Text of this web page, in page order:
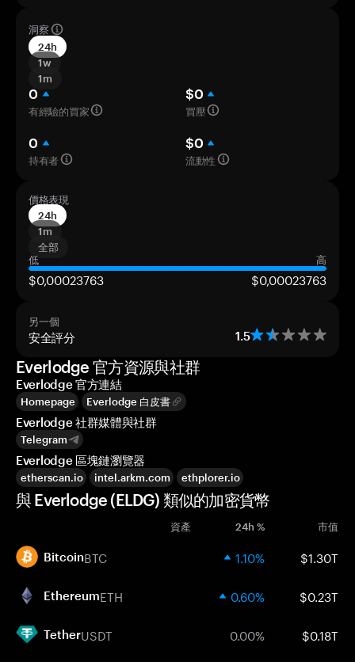
洞察
24h
1w
1m
0
有經驗的買家
$0
買壓
0
持有者
$0
流動性
價格表現
24h
1m
全部
低
高
$0,00023763 $0,00023763
另一個
安全評分 1.5
Everlodge 官方資源與社群
Everlodge 官方連結
Homepage Everlodge 白皮書
Everlodge 社群媒體與社群
Telegram
Everlodge 區塊鏈瀏覽器
etherscan.io intel.arkm.com ethplorer.io
與 Everlodge (ELDG) 類似的加密貨幣
資產 24h % 市值
BitcoinBTC 1.10% $1.30T
EthereumETH 0.60% $0.23T
TetherUSDT 0.00% $0.18T